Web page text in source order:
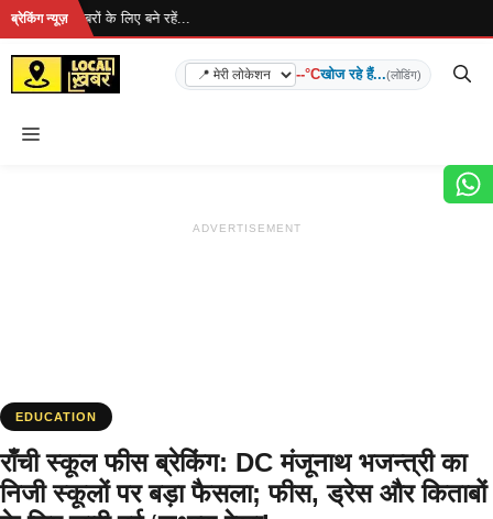
Skip
content
ब्रेकिंग न्यूज़
है... ताज़ा खबरों के लिए बने रहें...
--°Cखोज रहे हैं...(लोडिंग)
Menu
ADVERTISEMENT
EDUCATION
राँची स्कूल फीस ब्रेकिंग: DC मंजूनाथ भजन्त्री का
निजी स्कूलों पर बड़ा फैसला; फीस, ड्रेस और किताबों